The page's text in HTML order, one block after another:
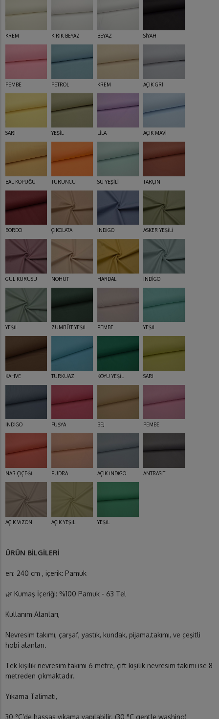
KREM KIRIK BEYAZ BEYAZ SİYAH
PEMBE PETROL KREM AÇIK GRİ
SARI YEŞİL LİLA AÇIK MAVİ
BAL KÖPÜĞÜ TURUNCU SU YEŞİLİ TARÇIN
BORDO ÇİKOLATA İNDİGO ASKER YEŞİLİ
GÜL KURUSU NOHUT HARDAL İNDİGO
YEŞİL ZÜMRÜT YEŞİL PEMBE YEŞİL
KAHVE TURKUAZ KOYU YEŞİL SARI
İNDİGO FUŞYA BEJ PEMBE
NAR ÇİÇEĞİ PUDRA AÇIK İNDİGO ANTRASİT
AÇIK VİZON AÇIK YEŞİL YEŞİL
ÜRÜN BİLGİLERİ
en: 240 cm , içerik: Pamuk
🌿 Kumaş İçeriği: %100 Pamuk - 63 Tel
Kullanım Alanları,
Nevresim takımı, çarşaf, yastık, kundak, pijama,takımı, ve çeşitli
hobi alanları.
Tek kişilik nevresim takımı 6 metre, çift kişilik nevresim takımı ise 8
metreden çıkmaktadır.
Yıkama Talimatı,
30 °C’de hassas yıkama yapılabilir. (30 °C gentle washing)